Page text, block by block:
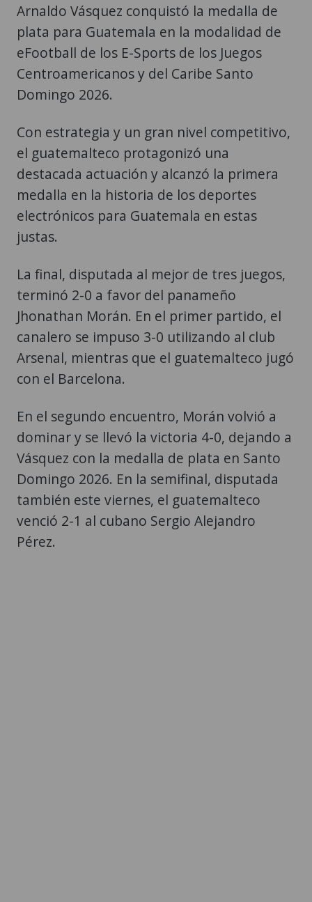
Arnaldo Vásquez conquistó la medalla de
plata para Guatemala en la modalidad de
eFootball de los E-Sports de los Juegos
Centroamericanos y del Caribe Santo
Domingo 2026.
Con estrategia y un gran nivel competitivo,
el guatemalteco protagonizó una
destacada actuación y alcanzó la primera
medalla en la historia de los deportes
electrónicos para Guatemala en estas
justas.
La final, disputada al mejor de tres juegos,
terminó 2-0 a favor del panameño
Jhonathan Morán. En el primer partido, el
canalero se impuso 3-0 utilizando al club
Arsenal, mientras que el guatemalteco jugó
con el Barcelona.
En el segundo encuentro, Morán volvió a
dominar y se llevó la victoria 4-0, dejando a
Vásquez con la medalla de plata en Santo
Domingo 2026. En la semifinal, disputada
también este viernes, el guatemalteco
venció 2-1 al cubano Sergio Alejandro
Pérez.